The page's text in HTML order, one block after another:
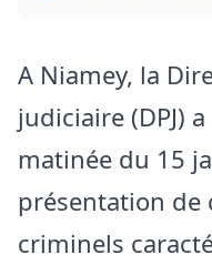
A Niamey, la
judiciaire (DPJ)
matinée du 15
présentation de
criminels